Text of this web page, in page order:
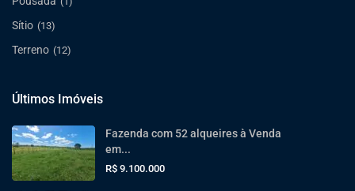
Sítio (13)
Terreno (12)
Últimos Imóveis
Fazenda com 52 alqueires à Venda
em...
R$ 9.100.000